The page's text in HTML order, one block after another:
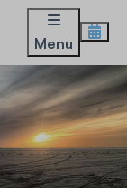
Menu